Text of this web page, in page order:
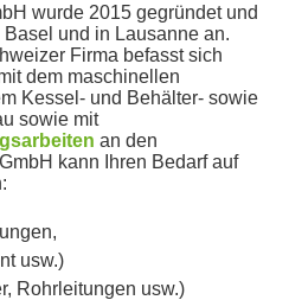
wurde 2015 gegründet und
und in Lausanne an.
Firma befasst sich
dem maschinellen
Kessel- und Behälter- sowie
sowie mit
an den
kann Ihren Bedarf auf
usw.)
Rohrleitungen usw.)